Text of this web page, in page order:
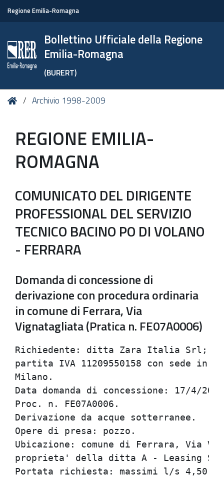
Regione Emilia-Romagna
Bollettino Ufficiale della Regione
Emilia-Romagna
(BURERT)
Tu HomeArchivio 1998-2009
REGIONE EMILIA-
ROMAGNA
COMUNICATO DEL DIRIGENTE
PROFESSIONAL DEL SERVIZIO
TECNICO BACINO PO DI VOLANO
- FERRARA
Domanda di concessione di
derivazione con procedura ordinaria
in comune di Ferrara, Via
Vignatagliata (Pratica n. FE07A0006)
Richiedente: ditta Zara Italia Srl;
partita IVA 11209550158 con sede in
Milano.
Data domanda di concessione: 17/4/
Proc. n. FE07A0006.
Derivazione da acque sotterranee.
Opere di presa: pozzo.
Ubicazione: comune di Ferrara, Via
proprieta' della ditta A - Leasing
Portata richiesta: massimi l/s 4,50 e